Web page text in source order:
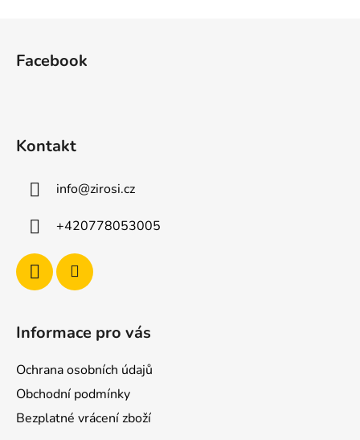
Facebook
Kontakt
info@zirosi.cz
+420778053005
Informace pro vás
Ochrana osobních údajů
Obchodní podmínky
Bezplatné vrácení zboží